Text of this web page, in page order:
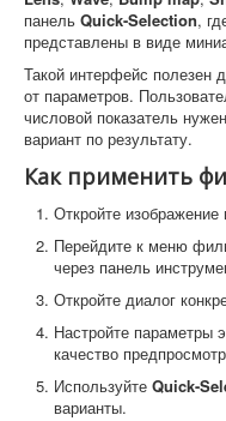
панель Quick-Selection,
представлены в виде
Такой интерфейс полезен
от параметров.
числовой показатель
вариант по результату.
Как применить
Откройте
Перейдите к меню
через панель
Откройте диалог
Настройте параметры
качество
Используйте Quick-
варианты.